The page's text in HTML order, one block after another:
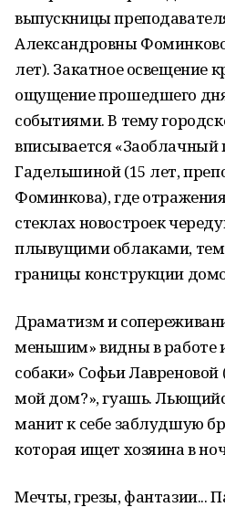
выпускницы
Александровны
лет). Закатное освещение
ощущение прошедшего
событиями. В тему
вписывается
Гадельшиной (15 лет,
Фоминкова), где
стеклах новостроек
плывущими облаками,
границы конструкции
Драматизм и
меньшим» видны в работе
собаки» Софьи Лавреновой
мой дом?», гуашь.
манит к себе заблудшую
которая ищет хозяина в
Мечты, грезы, фантазии...